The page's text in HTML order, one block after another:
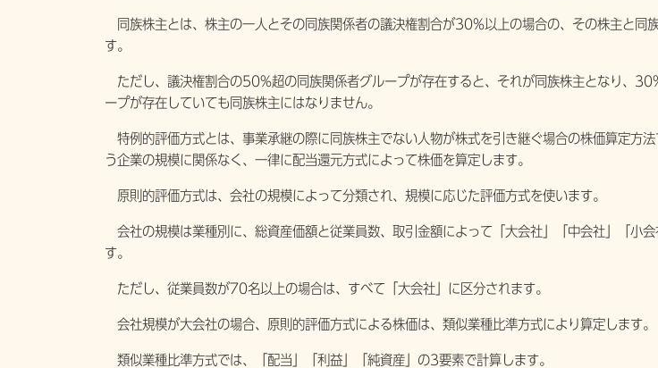
同族株主とは、株主の一人とその同族関係者の議決権割合が30%以上の場合の、その株主と同
す。
ただし、議決権割合の50%超の同族関係者グループが存在すると、それが同族株主となり、
ープが存在していても同族株主にはなりません。
特例的評価方式とは、事業承継の際に同族株主でない人物が株式を引き継ぐ場合の株価算定方
う企業の規模に関係なく、一律に配当還元方式によって株価を算定します。
原則的評価方式は、会社の規模によって分類され、規模に応じた評価方式を使います。
会社の規模は業種別に、総資産価額と従業員数、取引金額によって「大会社」「中会社」「小
す。
ただし、従業員数が70名以上の場合は、すべて「大会社」に区分されます。
会社規模が大会社の場合、原則的評価方式による株価は、類似業種比準方式により算定します。
類似業種比準方式では、「配当」「利益」「純資産」の3要素で計算します。